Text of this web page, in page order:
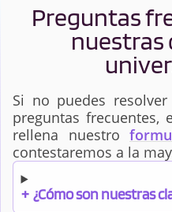
Preguntas
nuestras
Si no puedes
preguntas frecuentes,
rellena nuestro
contestaremos a la
+ ¿Cómo son nuestras